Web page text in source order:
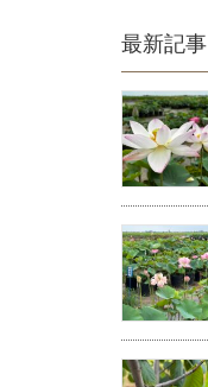
最新記事